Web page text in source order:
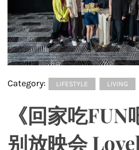
Category: LIFESTYLE LIVING
《回家吃FUN
别放映会